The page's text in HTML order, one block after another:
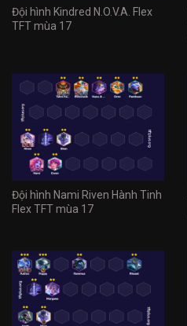
Đội hình Kindred N.O.V.A. Flex
TFT mùa 17
Đội hình Nami Riven Hành Tinh
Flex TFT mùa 17